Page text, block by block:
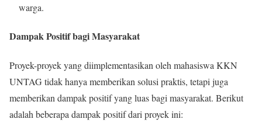
warga.
Dampak Positif bagi Masyarakat
Proyek-proyek yang diimplementasikan oleh mahasiswa KKN
UNTAG tidak hanya memberikan solusi praktis, tetapi juga
memberikan dampak positif yang luas bagi masyarakat. Berikut
adalah beberapa dampak positif dari proyek ini: